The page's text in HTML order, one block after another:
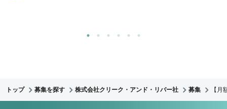
トップ 募集を探す 株式会社クリーク・アンド・リバー社 募集 【